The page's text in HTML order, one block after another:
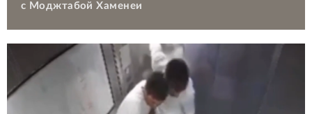
с Моджтабой Хаменеи